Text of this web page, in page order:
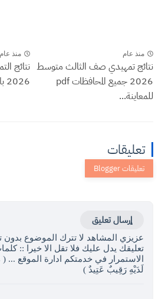
منذ عام
نتائج تمهيدي صف الثالث متوسط
2026 جميع المحافظات pdf
للمعاينة...
منذ عام
نتائج
2026 بابل
تعليقات
إرسال تعليق
عزيزي المشاهد لا تترك الموضوع بدون
تعليقك يدل عليك فلا تقل الا خيرا ::
الاستمرار في خدمتكم ادارة الموقع ...
لَدَيْهِ رَقِيبٌ عَتِيدٌ )